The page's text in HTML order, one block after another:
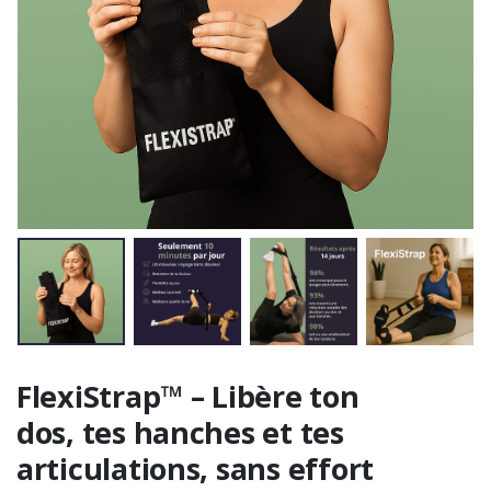
FlexiStrap™ – Libère ton
dos, tes hanches et tes
articulations, sans effort